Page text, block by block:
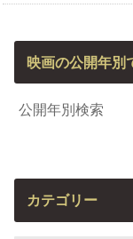
映画の公開年別
公開年別検索
カテゴリー